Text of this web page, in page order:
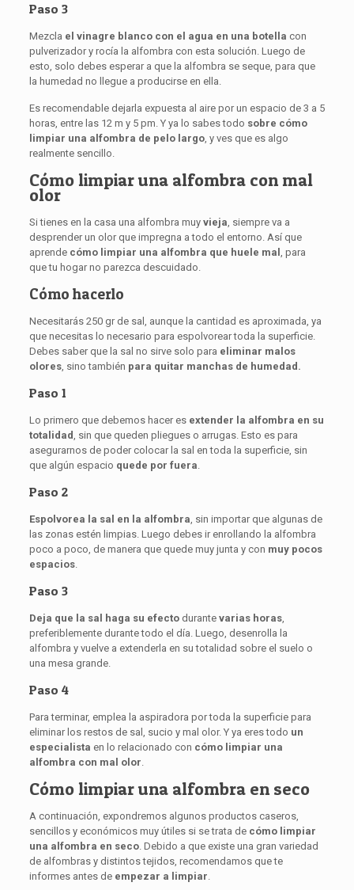
Paso 3
Mezcla el vinagre blanco con el agua en una botella con
pulverizador y rocía la alfombra con esta solución. Luego de
esto, solo debes esperar a que la alfombra se seque, para que
la humedad no llegue a producirse en ella.
Es recomendable dejarla expuesta al aire por un espacio de 3 a 5
horas, entre las 12 m y 5 pm. Y ya lo sabes todo sobre cómo
limpiar una alfombra de pelo largo, y ves que es algo
realmente sencillo.
Cómo limpiar una alfombra con mal
olor
Si tienes en la casa una alfombra muy vieja, siempre va a
desprender un olor que impregna a todo el entorno. Así que
aprende cómo limpiar una alfombra que huele mal , para
que tu hogar no parezca descuidado.
Cómo hacerlo
Necesitarás 250 gr de sal, aunque la cantidad es aproximada, ya
que necesitas lo necesario para espolvorear toda la superficie.
Debes saber que la sal no sirve solo para eliminar malos
olores, sino también para quitar manchas de humedad.
Paso 1
Lo primero que debemos hacer es extender la alfombra en su
totalidad, sin que queden pliegues o arrugas. Esto es para
asegurarnos de poder colocar la sal en toda la superficie, sin
que algún espacio quede por fuera.
Paso 2
Espolvorea la sal en la alfombra, sin importar que algunas de
las zonas estén limpias. Luego debes ir enrollando la alfombra
poco a poco, de manera que quede muy junta y con muy pocos
espacios.
Paso 3
Deja que la sal haga su efectodurante varias horas,
preferiblemente durante todo el día. Luego, desenrolla la
alfombra y vuelve a extenderla en su totalidad sobre el suelo o
una mesa grande.
Paso 4
Para terminar, emplea la aspiradora por toda la superficie para
eliminar los restos de sal, sucio y mal olor. Y ya eres todo un
especialista en lo relacionado con cómo limpiar una
alfombra con mal olor.
Cómo limpiar una alfombra en seco
A continuación, expondremos algunos productos caseros,
sencillos y económicos muy útiles si se trata de cómo limpiar
una alfombra en seco. Debido a que existe una gran variedad
de alfombras y distintos tejidos, recomendamos que te
informes antes de empezar a limpiar.